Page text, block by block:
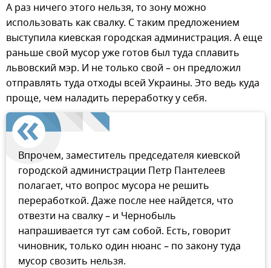
А раз ничего этого нельзя, то зону можно
использовать как свалку. С таким предложением
выступила киевская городская администрация. А еще
раньше свой мусор уже готов был туда сплавить
львовский мэр. И не только свой – он предложил
отправлять туда отходы всей Украины. Это ведь куда
проще, чем наладить переработку у себя.
Впрочем, заместитель председателя киевской
городской администрации Петр Пантелеев
полагает, что вопрос мусора не решить
переработкой. Даже после нее найдется, что
отвезти на свалку – и Чернобыль
напрашивается тут сам собой. Есть, говорит
чиновник, только один нюанс – по закону туда
мусор свозить нельзя.